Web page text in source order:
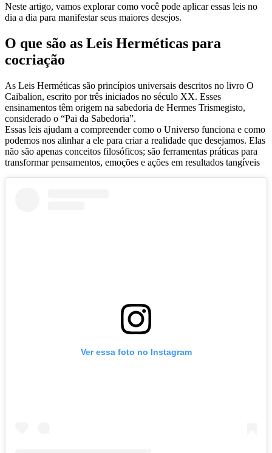
Neste artigo, vamos explorar como você pode aplicar essas leis no
dia a dia para manifestar seus maiores desejos.
O que são as Leis Herméticas para
cocriação
As Leis Herméticas são princípios universais descritos no livro O
Caibalion, escrito por três iniciados no século XX. Esses
ensinamentos têm origem na sabedoria de Hermes Trismegisto,
considerado o “Pai da Sabedoria”.
Essas leis ajudam a compreender como o Universo funciona e como
podemos nos alinhar a ele para criar a realidade que desejamos. Elas
não são apenas conceitos filosóficos; são ferramentas práticas para
transformar pensamentos, emoções e ações em resultados tangíveis
Ver essa foto no Instagram